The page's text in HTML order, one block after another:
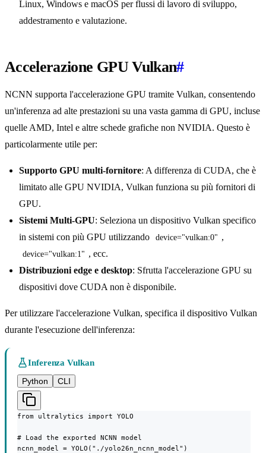
Linux, Windows e macOS per flussi di lavoro di sviluppo,
addestramento e valutazione.
Accelerazione GPU Vulkan#
NCNN supporta l'accelerazione GPU tramite Vulkan, consentendo
un'inferenza ad alte prestazioni su una vasta gamma di GPU, incluse
quelle AMD, Intel e altre schede grafiche non NVIDIA. Questo è
particolarmente utile per:
Supporto GPU multi-fornitore: A differenza di CUDA, che è
limitato alle GPU NVIDIA, Vulkan funziona su più fornitori di
GPU.
Sistemi Multi-GPU: Seleziona un dispositivo Vulkan specifico
in sistemi con più GPU utilizzando
device="vulkan:0" ,
device="vulkan:1" , ecc.
Distribuzioni edge e desktop: Sfrutta l'accelerazione GPU su
dispositivi dove CUDA non è disponibile.
Per utilizzare l'accelerazione Vulkan, specifica il dispositivo Vulkan
durante l'esecuzione dell'inferenza:
Inferenza Vulkan
Python
CLI
from ultralytics import YOLO
# Load the exported NCNN model
ncnn_model = YOLO("./yolo26n_ncnn_model")